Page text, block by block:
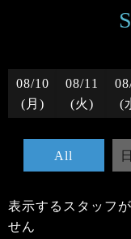
08/10
(月)
08/11
(火)
(
All
表示するスタッフ
せん